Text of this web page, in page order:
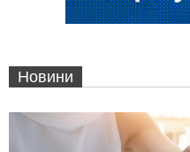
Новини